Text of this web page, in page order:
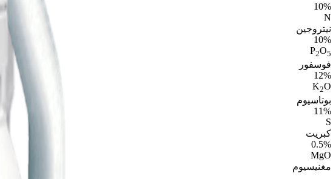
10%
N
نيتروجين
10%
P2O5
فوسفور
12%
K2O
بوتاسيوم
11%
S
كبريت
0.5%
MgO
مغنيسيوم